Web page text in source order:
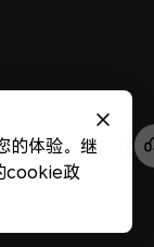
权利。
粤ICP备20047157号
的体验。继
cookie政